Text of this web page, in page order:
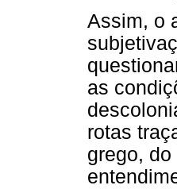
Assim, o
as
rotas
grego,